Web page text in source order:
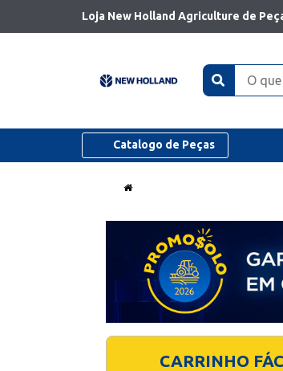
Loja New Holland Agriculture de
Catalogo de Peças
CARRINHO